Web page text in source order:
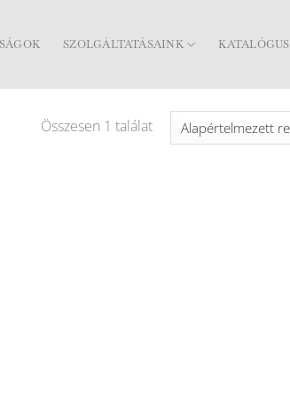
SZOLGÁLTATÁSAINK KATALÓGUS
Összesen 1 találat